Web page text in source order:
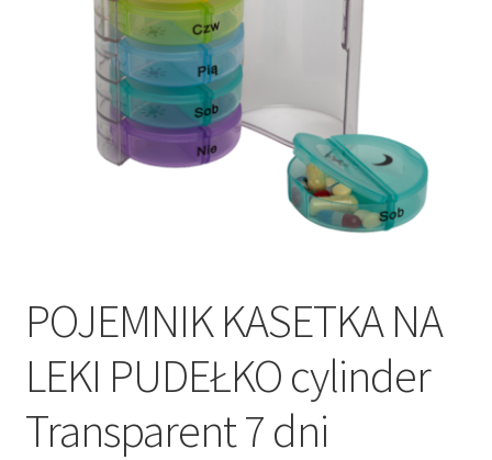
Strona główna
POJEMNIK KASETKA NA
LEKI PUDEŁKO cylinder
Transparent 7 dni